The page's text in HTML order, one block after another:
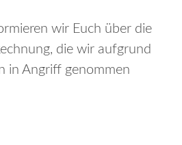
wir Euch über die
die wir aufgrund
in Angriff genommen